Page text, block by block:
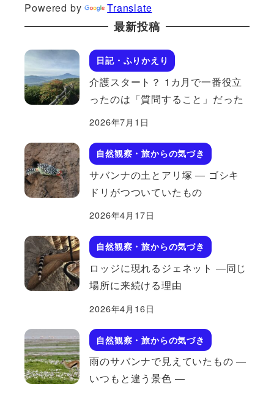
Powered by Translate
最新投稿
日記・ふりかえり
介護スタート？ 1カ月で一番役立
ったのは「質問すること」だった
2026年7月1日
自然観察・旅からの気づき
サバンナの土とアリ塚 ― ゴシキ
ドリがつついていたもの
2026年4月17日
自然観察・旅からの気づき
ロッジに現れるジェネット ―同じ
場所に来続ける理由
2026年4月16日
自然観察・旅からの気づき
雨のサバンナで見えていたもの ―
いつもと違う景色 ―